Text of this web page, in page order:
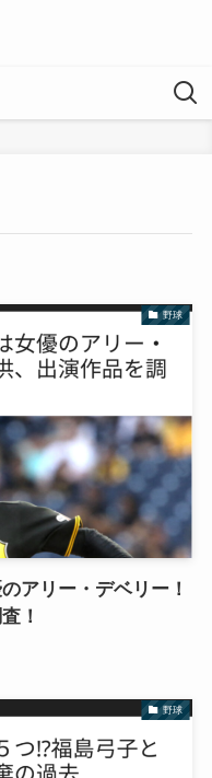
野球
アリー・デベリー！
！
野球